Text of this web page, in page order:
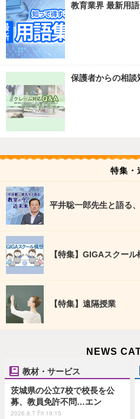
教育業界 最新用
保護者からの相談
特集・
平井聡一郎先生と語る
【特集】GIGAスクール
【特集】遠隔授業
NEWS
教材・サービス
茨城県の公立7校で校長を公
募、教員免許不問…エン
2026.8.7 Fri 19:15